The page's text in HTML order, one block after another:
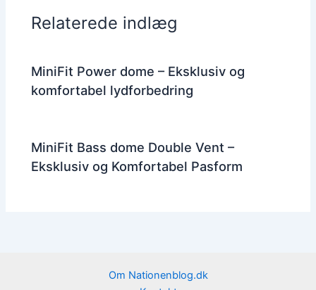
Relaterede indlæg
MiniFit Power dome – Eksklusiv og
komfortabel lydforbedring
MiniFit Bass dome Double Vent –
Eksklusiv og Komfortabel Pasform
Om Nationenblog.dk